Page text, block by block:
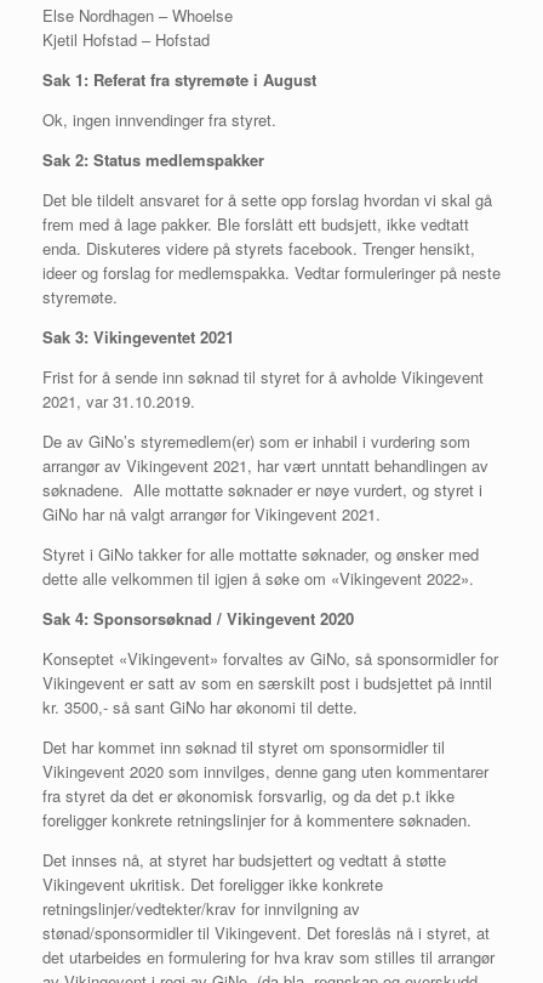
Else Nordhagen – Whoelse
Kjetil Hofstad – Hofstad
Sak 1: Referat fra styremøte i August
Ok, ingen innvendinger fra styret.
Sak 2: Status medlemspakker
Det ble tildelt ansvaret for å sette opp forslag hvordan vi skal gå
frem med å lage pakker. Ble forslått ett budsjett, ikke vedtatt
enda. Diskuteres videre på styrets facebook. Trenger hensikt,
ideer og forslag for medlemspakka. Vedtar formuleringer på neste
styremøte.
Sak 3: Vikingeventet 2021
Frist for å sende inn søknad til styret for å avholde Vikingevent
2021, var 31.10.2019.
De av GiNo’s styremedlem(er) som er inhabil i vurdering som
arrangør av Vikingevent 2021, har vært unntatt behandlingen av
søknadene. Alle mottatte søknader er nøye vurdert, og styret i
GiNo har nå valgt arrangør for Vikingevent 2021.
Styret i GiNo takker for alle mottatte søknader, og ønsker med
dette alle velkommen til igjen å søke om «Vikingevent 2022».
Sak 4: Sponsorsøknad / Vikingevent 2020
Konseptet «Vikingevent» forvaltes av GiNo, så sponsormidler for
Vikingevent er satt av som en særskilt post i budsjettet på inntil
kr. 3500,- så sant GiNo har økonomi til dette.
Det har kommet inn søknad til styret om sponsormidler til
Vikingevent 2020 som innvilges, denne gang uten kommentarer
fra styret da det er økonomisk forsvarlig, og da det p.t ikke
foreligger konkrete retningslinjer for å kommentere søknaden.
Det innses nå, at styret har budsjettert og vedtatt å støtte
Vikingevent ukritisk. Det foreligger ikke konkrete
retningslinjer/vedtekter/krav for innvilgning av
stønad/sponsormidler til Vikingevent. Det foreslås nå i styret, at
det utarbeides en formulering for hva krav som stilles til arrangør